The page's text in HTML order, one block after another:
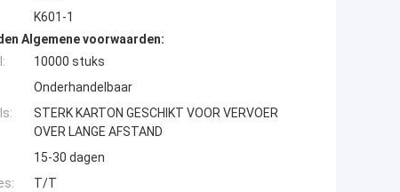
K601-1
Algemene voorwaarden:
10000 stuks
Onderhandelbaar
STERK KARTON GESCHIKT VOOR VERVOER
OVER LANGE AFSTAND
15-30 dagen
T/T